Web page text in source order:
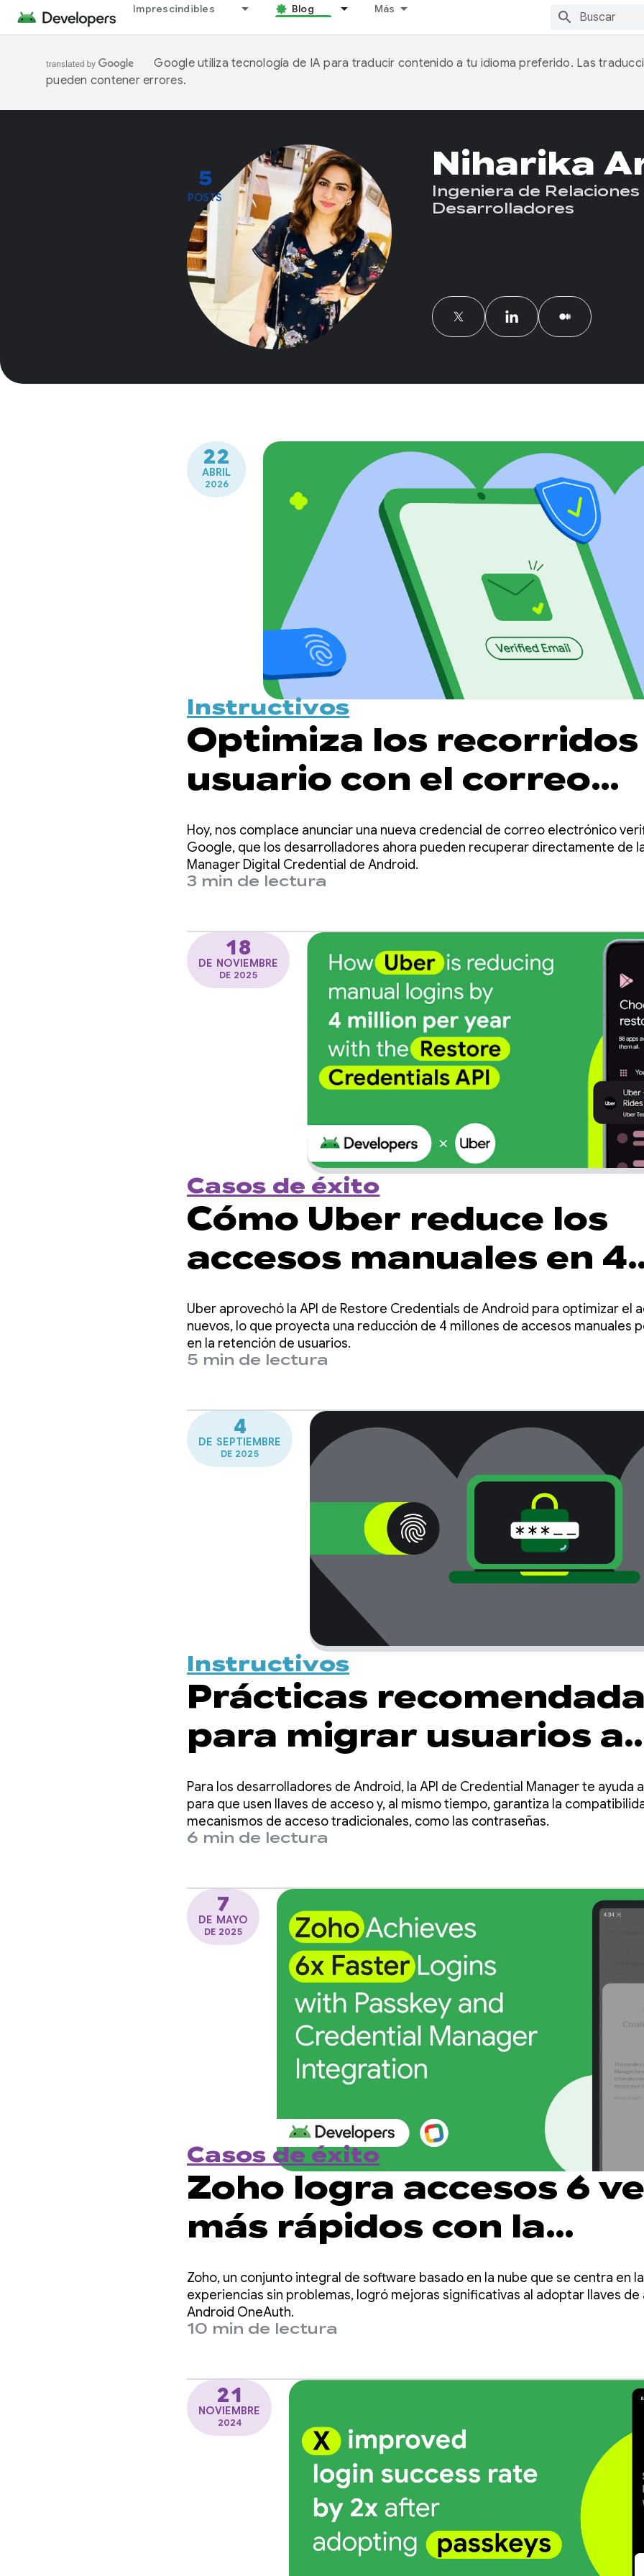
Imprescindibles Blog Más
Google utiliza tecnología de IA para traducir contenido a tu idioma preferido. Las
pueden contener errores.
5
POSTS
Niharika
Ingeniera de Relaciones
Desarrolladores
22
ABRIL
2026
Instructivos
Optimiza los recorridos
usuario con el correo
electrónico verificado a
través de Credential
Manager
Hoy, nos complace anunciar una nueva credencial de correo electrónico
Google, que los desarrolladores ahora pueden recuperar directamente de
Manager Digital Credential de Android.
3 min de lectura
18
DE NOVIEMBRE
DE 2025
Casos de éxito
Cómo Uber reduce los
accesos manuales en 4
millones por año con la
de Restore Credentials
Uber aprovechó la API de Restore Credentials de Android para optimizar el
nuevos, lo que proyecta una reducción de 4 millones de accesos manuales
en la retención de usuarios.
5 min de lectura
4
DE SEPTIEMBRE
DE 2025
Instructivos
Prácticas
para migrar usuarios a
llaves de acceso con
Credential Manager
Para los desarrolladores de Android, la API de Credential Manager te ayuda
para que usen llaves de acceso y, al mismo tiempo, garantiza la
mecanismos de acceso tradicionales, como las contraseñas.
6 min de lectura
7
DE MAYO
DE 2025
Casos de éxito
Zoho logra accesos 6
más rápidos con la
integración de llaves de
acceso y Credential
Manager
Zoho, un conjunto integral de software basado en la nube que se centra en
experiencias sin problemas, logró mejoras significativas al adoptar llaves de
Android OneAuth.
10 min de lectura
21
NOVIEMBRE
2024